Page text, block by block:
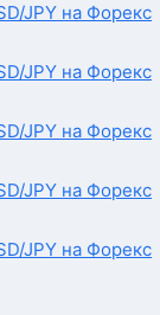
JPY на Форекс
JPY на Форекс
JPY на Форекс
JPY на Форекс
JPY на Форекс